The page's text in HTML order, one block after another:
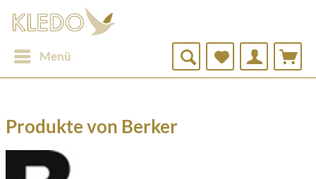
Menü
Produkte von Berker